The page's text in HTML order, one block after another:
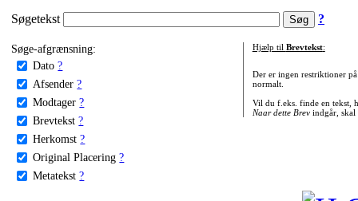
Søgetekst ?
Søge-afgrænsning:
Dato ?
Afsender ?
Modtager ?
Brevtekst ?
Herkomst ?
Original Placering ?
Metatekst ?
Hjælp til Brevtekst:
Der er ingen restriktioner
normalt.
Vil du f.eks. finde en tekst,
Naar dette Brevindgår, skal